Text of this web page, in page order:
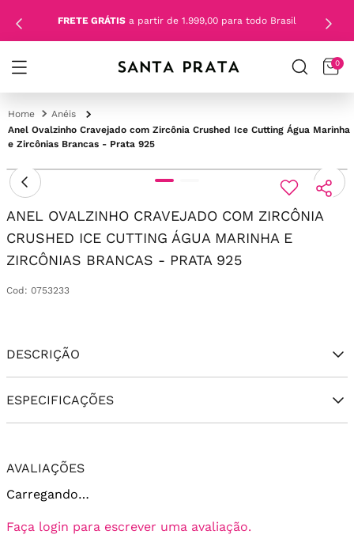
FRETE GRÁTIS a partir de 1.999,00 para todo Brasil
0
Anéis
Anel Ovalzinho Cravejado com Zircônia Crushed Ice Cutting Água Marinha
e Zircônias Brancas - Prata 925
ANEL OVALZINHO CRAVEJADO COM ZIRCÔNIA
CRUSHED ICE CUTTING ÁGUA MARINHA E
ZIRCÔNIAS BRANCAS - PRATA 925
Cod : 0753233
DESCRIÇÃO
ESPECIFICAÇÕES
AVALIAÇÕES
Carregando…
Faça login para escrever uma avaliação.